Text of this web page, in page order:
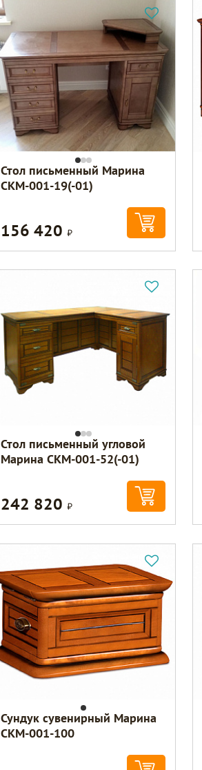
Стол письменный Марина
СКМ-001-19(-01)
156 420 Р
Стол письменный угловой
Марина СКМ-001-52(-01)
242 820 Р
Сундук сувенирный Марина
СКМ-001-100